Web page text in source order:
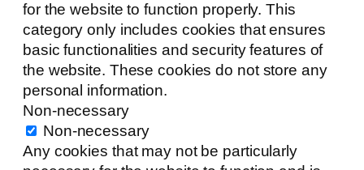
for the website to function properly. This
category only includes cookies that ensures
basic functionalities and security features of
the website. These cookies do not store any
personal information.
Non-necessary
Non-necessary
Any cookies that may not be particularly